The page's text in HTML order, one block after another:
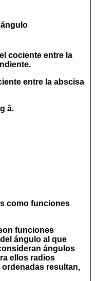
cociente entre la
entre la abscisa
â.
como funciones
funciones
ángulo al que
ángulos
ellos radios
resultan,